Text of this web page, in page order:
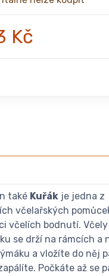
Kč
také Kuřák je jedna z
včelařských
včelích bodnutí.
se drží na rámcích a
a vložíte do něj
Počkáte až se